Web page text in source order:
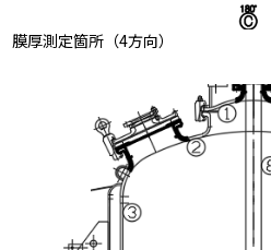
膜厚測定箇所（4方向）